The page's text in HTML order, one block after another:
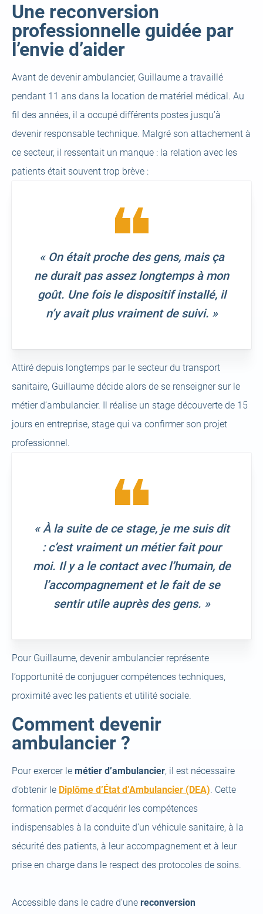
Une reconversion
professionnelle guidée par
l’envie d’aider
Avant de devenir ambulancier, Guillaume a travaillé
pendant 11 ans dans la location de matériel médical. Au
fil des années, il a occupé différents postes jusqu’à
devenir responsable technique. Malgré son attachement à
ce secteur, il ressentait un manque : la relation avec les
patients était souvent trop brève :
« On était proche des gens, mais ça
ne durait pas assez longtemps à mon
goût. Une fois le dispositif installé, il
n’y avait plus vraiment de suivi. »
Attiré depuis longtemps par le secteur du transport
sanitaire, Guillaume décide alors de se renseigner sur le
métier d’ambulancier. Il réalise un stage découverte de 15
jours en entreprise, stage qui va confirmer son projet
professionnel.
« À la suite de ce stage, je me suis dit
: c’est vraiment un métier fait pour
moi. Il y a le contact avec l’humain, de
l’accompagnement et le fait de se
sentir utile auprès des gens. »
Pour Guillaume, devenir ambulancier représente
l’opportunité de conjuguer compétences techniques,
proximité avec les patients et utilité sociale.
Comment devenir
ambulancier ?
Pour exercer le métier d’ambulancier, il est nécessaire
d’obtenir le Diplôme d’État d’Ambulancier (DEA)(open
new
tab)
. Cette
formation permet d’acquérir les compétences
indispensables à la conduite d’un véhicule sanitaire, à la
sécurité des patients, à leur accompagnement et à leur
prise en charge dans le respect des protocoles de soins.
Accessible dans le cadre d’une reconversion